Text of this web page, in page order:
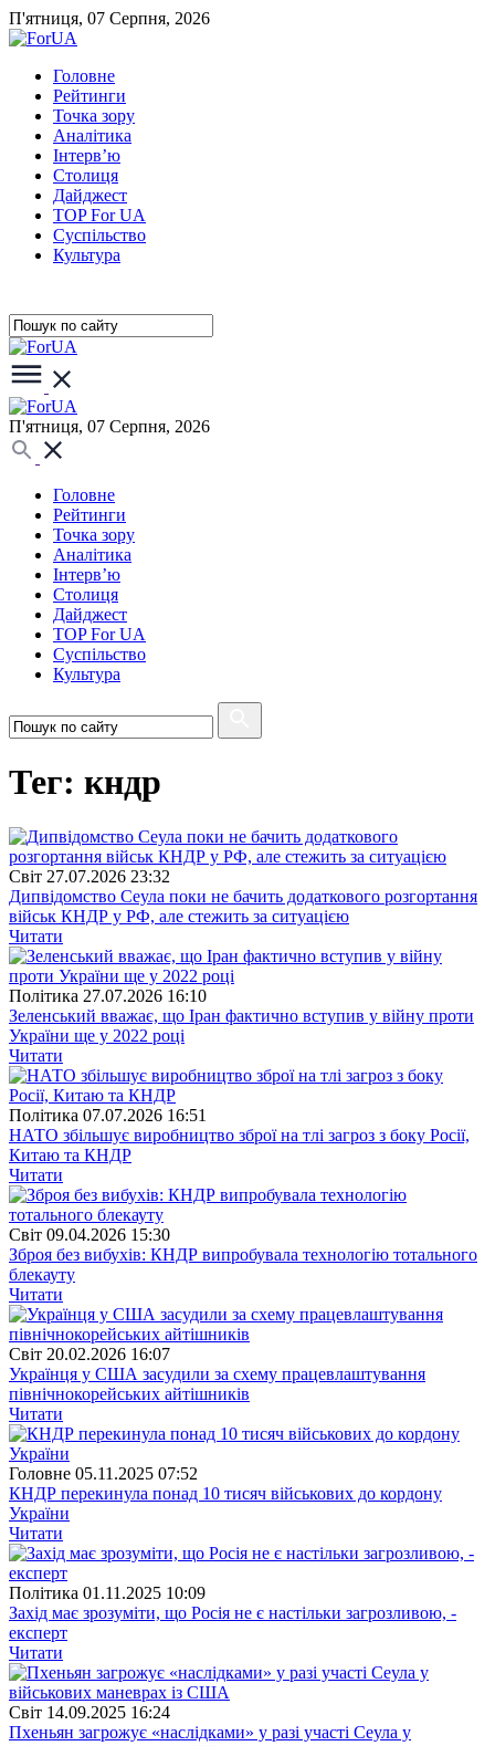
П'ятниця, 07 Серпня, 2026
Головне
Рейтинги
Точка зору
Аналітика
Інтерв’ю
Столиця
Дайджест
TOP For UA
Суспiльство
Культура
П'ятниця, 07 Серпня, 2026
Головне
Рейтинги
Точка зору
Аналітика
Інтерв’ю
Столиця
Дайджест
TOP For UA
Суспiльство
Культура
Тег: кндр
Свiт 27.07.2026 23:32
Дипвідомство Сеула поки не бачить додаткового розгортання
військ КНДР у РФ, але стежить за ситуацією
Читати
Полiтика 27.07.2026 16:10
Зеленський вважає, що Іран фактично вступив у війну проти
України ще у 2022 році
Читати
Полiтика 07.07.2026 16:51
НАТО збільшує виробництво зброї на тлі загроз з боку Росії,
Китаю та КНДР
Читати
Свiт 09.04.2026 15:30
Зброя без вибухів: КНДР випробувала технологію тотального
блекауту
Читати
Свiт 20.02.2026 16:07
Українця у США засудили за схему працевлаштування
північнокорейських айтішників
Читати
Головне 05.11.2025 07:52
КНДР перекинула понад 10 тисяч військових до кордону
України
Читати
Полiтика 01.11.2025 10:09
Захід має зрозуміти, що Росія не є настільки загрозливою, -
експерт
Читати
Свiт 14.09.2025 16:24
Пхеньян загрожує «наслідками» у разі участі Сеула у